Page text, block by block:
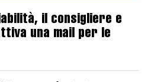
il consigliere e
una mail per le